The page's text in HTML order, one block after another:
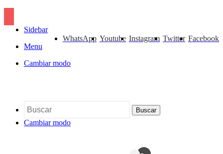
Sidebar
Facebook
Twitter
Instagram
Youtube
WhatsApp
Menu
Cambiar modo
Buscar
Cambiar modo